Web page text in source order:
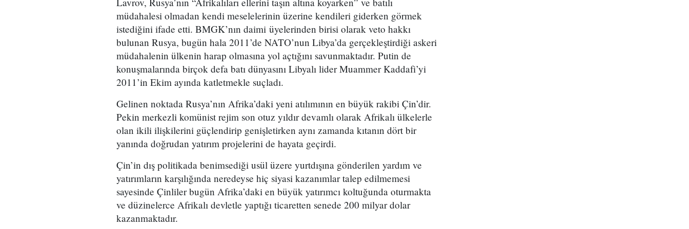
müdahalesi olmadan kendi meselelerinin üzerine kendileri giderken görmek
istediğini ifade etti. BMGK’nın daimi üyelerinden birisi olarak veto hakkı
bulunan Rusya, bugün hala 2011’de NATO’nun Libya’da gerçekleştirdiği askeri
müdahalenin ülkenin harap olmasına yol açtığını savunmaktadır. Putin de
konuşmalarında birçok defa batı dünyasını Libyalı lider Muammer Kaddafi’yi
2011’in Ekim ayında katletmekle suçladı.
Gelinen noktada Rusya’nın Afrika’daki yeni atılımının en büyük rakibi Çin’dir.
Pekin merkezli komünist rejim son otuz yıldır devamlı olarak Afrikalı ülkelerle
olan ikili ilişkilerini güçlendirip genişletirken aynı zamanda kıtanın dört bir
yanında doğrudan yatırım projelerini de hayata geçirdi.
Çin’in dış politikada benimsediği usül üzere yurtdışına gönderilen yardım ve
yatırımların karşılığında neredeyse hiç siyasi kazanımlar talep edilmemesi
sayesinde Çinliler bugün Afrika’daki en büyük yatırımcı koltuğunda oturmakta
ve düzinelerce Afrikalı devletle yaptığı ticaretten senede 200 milyar dolar
kazanmaktadır.